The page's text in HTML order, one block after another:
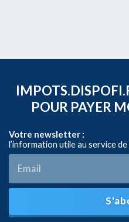
POUR PAYER
Votre newsletter :
l’information utile au service